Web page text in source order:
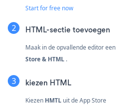
Start for free now
HTML-sectie toevoegen
Maak in de opvallende editor een
Store & HTML .
kiezen HTML
Kiezen HMTL uit de App Store